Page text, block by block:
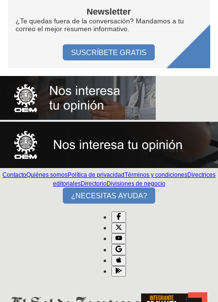
Newsletter
¿Te quedas fuera de la conversación? Mandamos a tu
correo el mejor resumen informativo.
SUSCRÍBETE GRATIS
ContactoQuiénes somosPolítica de privacidadTérminos y condicionesDirectrices
editorialesDirectorioDivisiones de negocio
¿NECESITAS AYUDA?